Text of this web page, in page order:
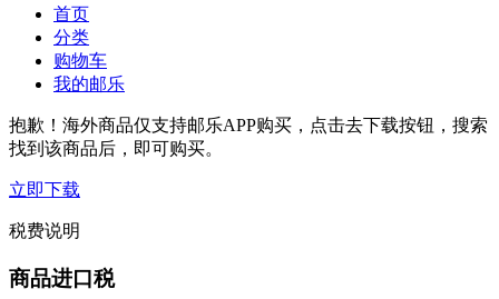
首页
分类
购物车
我的邮乐
抱歉！海外商品仅支持邮乐APP购买，点击去下载按钮，搜索
找到该商品后，即可购买。
立即下载
税费说明
商品进口税